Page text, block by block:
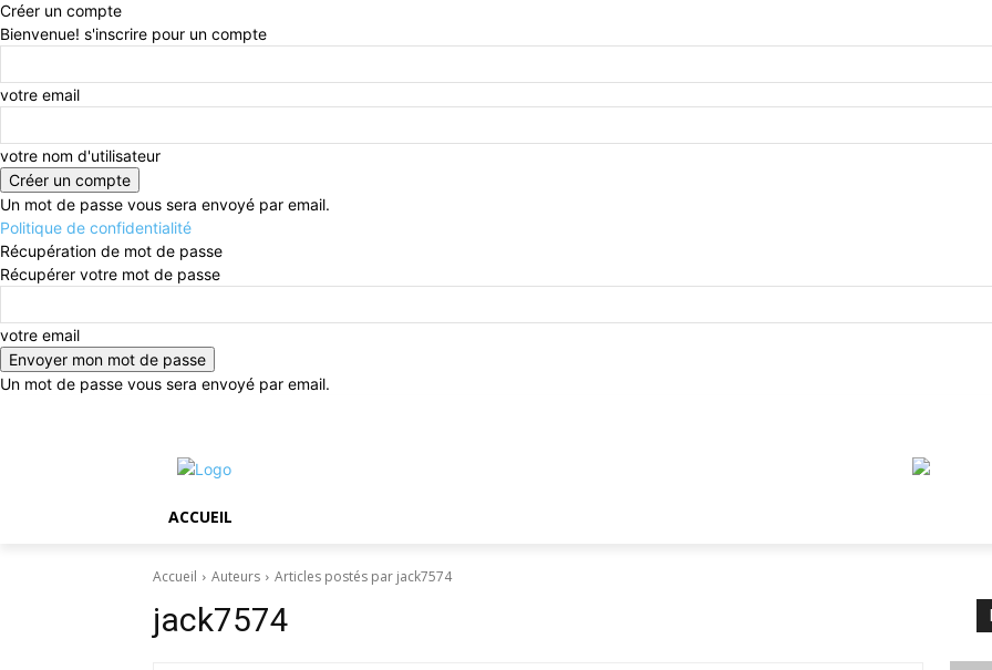
Créer un compte
Bienvenue! s'inscrire pour un compte
votre email
votre nom d'utilisateur
Un mot de passe vous sera envoyé par email.
Politique de confidentialité
Récupération de mot de passe
Récupérer votre mot de passe
votre email
Un mot de passe vous sera envoyé par email.
ACCUEIL
Accueil Auteurs Articles postés par jack7574
jack7574